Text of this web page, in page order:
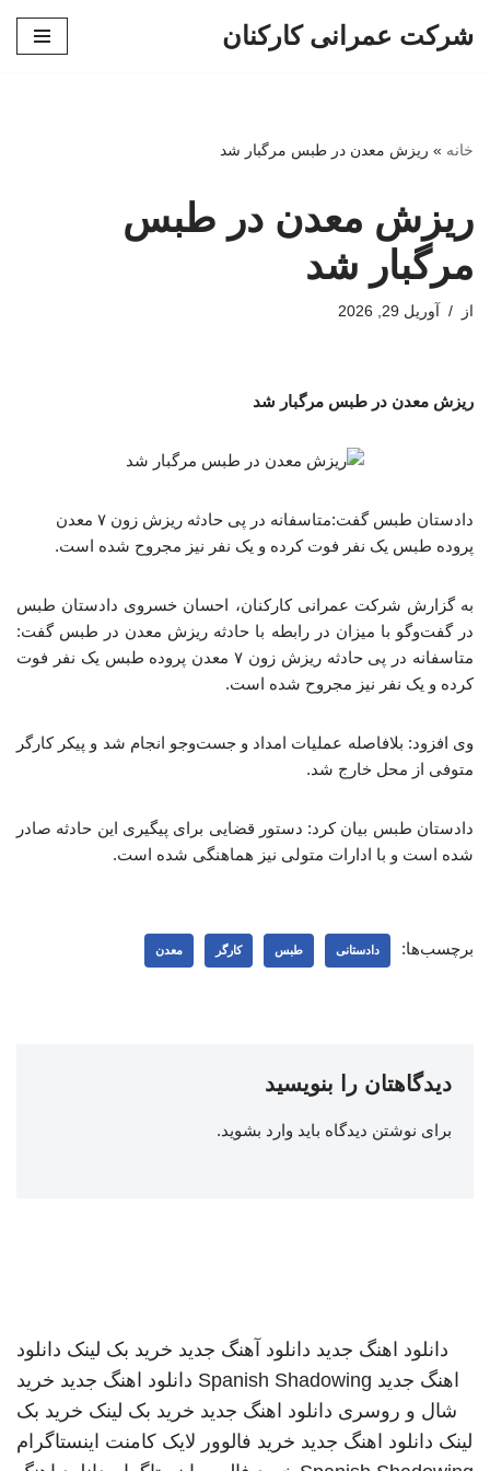
شرکت عمرانی کارکنان
خانه » ریزش معدن در طبس مرگبار شد
ریزش معدن در طبس
مرگبار شد
از آوریل 29, 2026
ریزش معدن در طبس مرگبار شد
دادستان طبس گفت:متاسفانه در پی حادثه ریزش زون ۷ معدن
پروده طبس یک نفر فوت کرده و یک نفر نیز مجروح شده است.
به گزارش شرکت عمرانی کارکنان، احسان خسروی دادستان طبس
در گفت‌وگو با میزان در رابطه با حادثه ریزش معدن در طبس گفت:
متاسفانه در پی حادثه ریزش زون ۷ معدن پروده طبس یک نفر فوت
کرده و یک نفر نیز مجروح شده است.
وی افزود: بلافاصله عملیات امداد و جست‌وجو انجام شد و پیکر کارگر
متوفی از محل خارج شد.
دادستان طبس بیان کرد: دستور قضایی برای پیگیری این حادثه صادر
شده است و با ادارات متولی نیز هماهنگی شده است.
برچسب‌ها: دادستانی طبس کارگر معدن
دیدگاهتان را بنویسید
برای نوشتن دیدگاه باید وارد بشوید.
دانلود اهنگ جدید دانلود آهنگ جدید خرید بک لینک دانلود
اهنگ جدید Spanish Shadowing دانلود اهنگ جدید خرید
شال و روسری دانلود اهنگ جدید خرید بک لینک خرید بک
لینک دانلود اهنگ جدید خرید فالوور لایک کامنت اینستاگرام